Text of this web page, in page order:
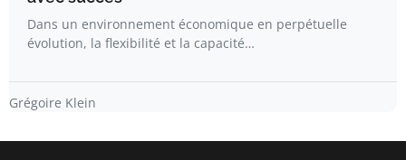
Dans un environnement économique en perpétuelle
évolution, la flexibilité et la capacité…
Grégoire Klein